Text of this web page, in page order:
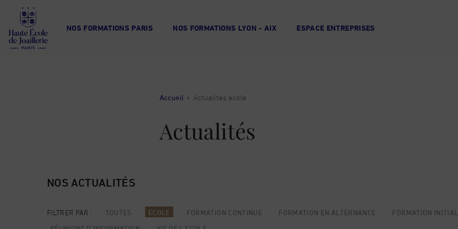
Haute
École
de
Joaillerie
NOS FORMATIONS PARIS NOS FORMATIONS LYON - AIX ESPACE ENTREPRISES
Accueil › Actualités ecole
Actualités
NOS ACTUALITÉS
FILTRER PAR : TOUTES ECOLE FORMATION CONTINUE FORMATION EN ALTERNANCE FORMATION